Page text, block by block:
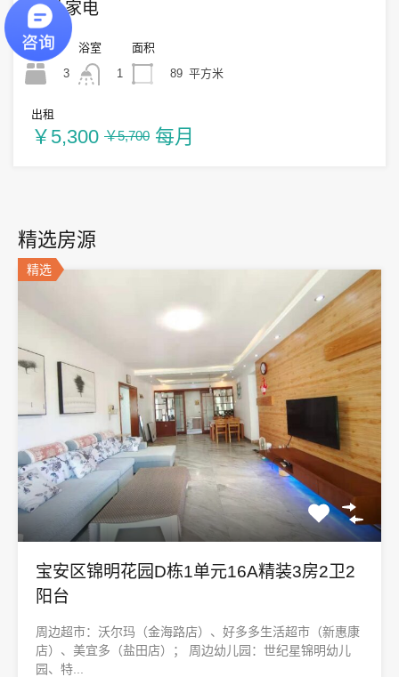
家私家电
卧室
3
浴室
1
面积
89 平方米
出租
￥5,300 ￥5,700 每月
精选房源
精选
宝安区锦明花园D栋1单元16A精装3房2卫2
阳台
周边超市：沃尔玛（金海路店）、好多多生活超市（新惠康
店）、美宜多（盐田店）； 周边幼儿园：世纪星锦明幼儿
园、特...